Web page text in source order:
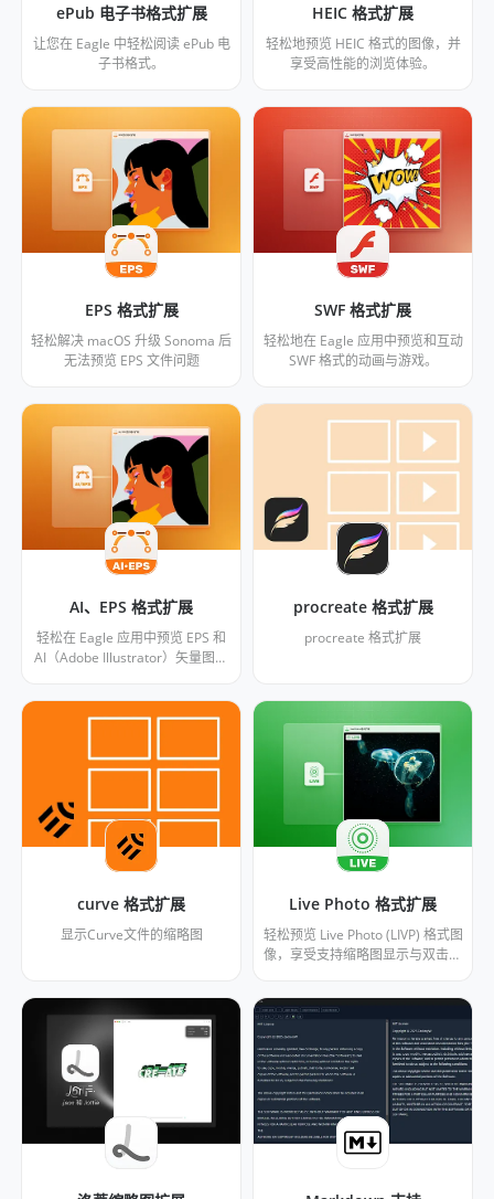
ePub 电子书格式扩展
让您在 Eagle 中轻松阅读 ePub 电
子书格式。
HEIC 格式扩展
轻松地预览 HEIC 格式的图像，并
享受高性能的浏览体验。
EPS 格式扩展
轻松解决 macOS 升级 Sonoma 后
无法预览 EPS 文件问题
SWF 格式扩展
轻松地在 Eagle 应用中预览和互动
SWF 格式的动画与游戏。
AI、EPS 格式扩展
轻松在 Eagle 应用中预览 EPS 和
AI（Adobe Illustrator）矢量图片
procreate 格式扩展
procreate 格式扩展
curve 格式扩展
显示Curve文件的缩略图
Live Photo 格式扩展
轻松预览 Live Photo (LIVP) 格式图
像，享受支持缩略图显示与双击预